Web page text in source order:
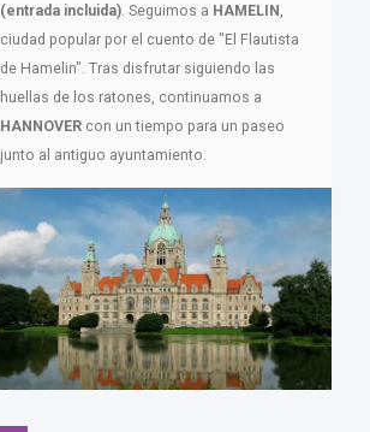
(entrada incluida) . Seguimos a HAMELIN
ciudad popular por el cuento de "El Flautista
de Hamelin". Tras disfrutar siguiendo las
huellas de los ratones, continuamos a
HANNOVER con un tiempo para un paseo
junto al antiguo ayuntamiento.